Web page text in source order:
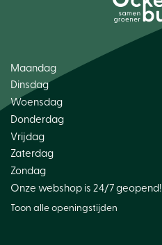
Maandag
Dinsdag
Woensdag
Donderdag
Vrijdag
Zaterdag
Zondag
Onze webshop is 24/7 geopend!
Toon alle openingstijden